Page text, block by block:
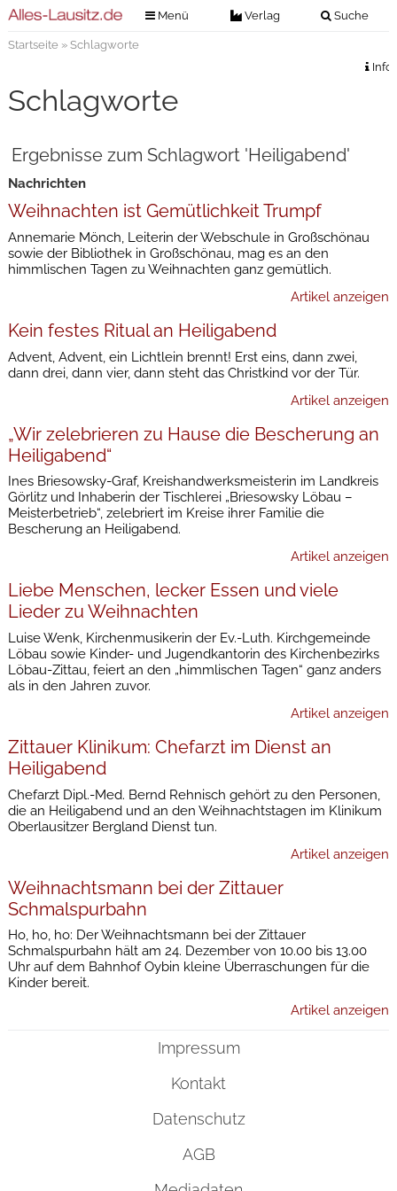
Menü Verlag Suche
Verlag
Kontakt
Anzeigenannahme
Startseite» Schlagworte
Info
Schlagworte
Ergebnisse zum Schlagwort 'Heiligabend'
Nachrichten
Weihnachten ist Gemütlichkeit Trumpf
Annemarie Mönch, Leiterin der Webschule in Großschönau
sowie der Bibliothek in Großschönau, mag es an den
himmlischen Tagen zu Weihnachten ganz gemütlich.
Artikel anzeigen
Kein festes Ritual an Heiligabend
Advent, Advent, ein Lichtlein brennt! Erst eins, dann zwei,
dann drei, dann vier, dann steht das Christkind vor der Tür.
Artikel anzeigen
„Wir zelebrieren zu Hause die Bescherung an
Heiligabend“
Ines Briesowsky-Graf, Kreishandwerksmeisterin im Landkreis
Görlitz und Inhaberin der Tischlerei „Briesowsky Löbau –
Meisterbetrieb“, zelebriert im Kreise ihrer Familie die
Bescherung an Heiligabend.
Artikel anzeigen
Liebe Menschen, lecker Essen und viele
Lieder zu Weihnachten
Luise Wenk, Kirchenmusikerin der Ev.-Luth. Kirchgemeinde
Löbau sowie Kinder- und Jugendkantorin des Kirchenbezirks
Löbau-Zittau, feiert an den „himmlischen Tagen“ ganz anders
als in den Jahren zuvor.
Artikel anzeigen
Zittauer Klinikum: Chefarzt im Dienst an
Heiligabend
Chefarzt Dipl.-Med. Bernd Rehnisch gehört zu den Personen,
die an Heiligabend und an den Weihnachtstagen im Klinikum
Oberlausitzer Bergland Dienst tun.
Artikel anzeigen
Weihnachtsmann bei der Zittauer
Schmalspurbahn
Ho, ho, ho: Der Weihnachtsmann bei der Zittauer
Schmalspurbahn hält am 24. Dezember von 10.00 bis 13.00
Uhr auf dem Bahnhof Oybin kleine Überraschungen für die
Kinder bereit.
Artikel anzeigen
Impressum
Kontakt
Datenschutz
AGB